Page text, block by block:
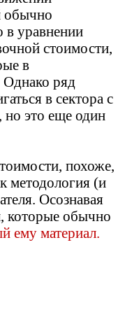
обычно
в уравнении
стоимости,
в
Однако ряд
в сектора с
это еще один
похоже,
методология (и
Осознавая
которые обычно
ему материал.